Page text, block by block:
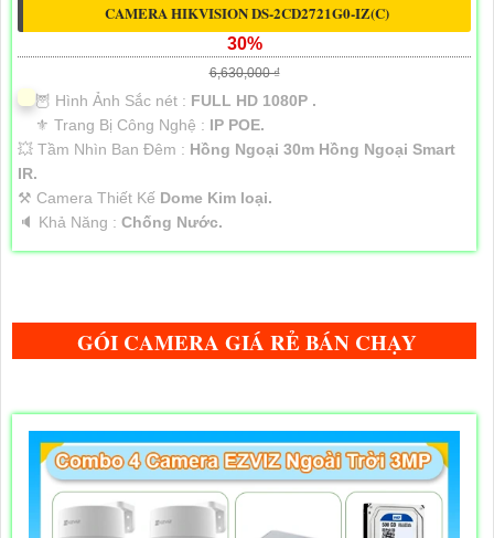
CAMERA HIKVISION DS-2CD2721G0-IZ(C)
30%
6,630,000 ₫
🦉 Hình Ảnh Sắc nét : FULL HD 1080P .
⚜️ Trang Bị Công Nghệ : IP POE.
💥 Tầm Nhìn Ban Đêm : Hồng Ngoại 30m Hồng Ngoại Smart
IR.
⚒ Camera Thiết Kế Dome Kim loại.
️🔈 Khả Năng : Chống Nước.
GÓI CAMERA GIÁ RẺ BÁN CHẠY